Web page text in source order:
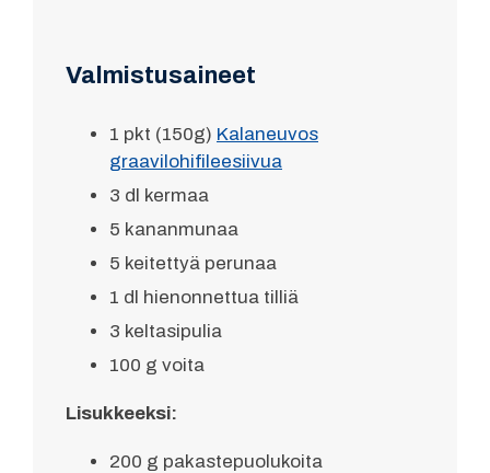
Valmistusaineet
1 pkt (150g) Kalaneuvos
graavilohifileesiivua
3 dl kermaa
5 kananmunaa
5 keitettyä perunaa
1 dl hienonnettua tilliä
3 keltasipulia
100 g voita
Lisukkeeksi:
200 g pakastepuolukoita